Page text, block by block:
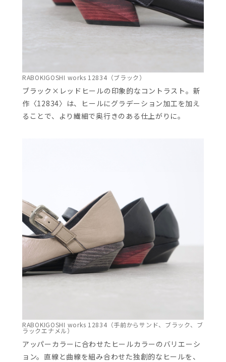
RABOKIGOSHI works 12834（ブラック）
ブラック×レッドヒールの印象的なコントラスト。新
作〈12834〉は、ヒールにグラデーション加工を加え
ることで、より繊細で奥行きのある仕上がりに。
RABOKIGOSHI works 12834（手前からサンド、ブラック、ブ
ラックエナメル）
アッパーカラーに合わせたヒールカラーのバリエーシ
ョン。直線と曲線を組み合わせた独創的なヒールを、